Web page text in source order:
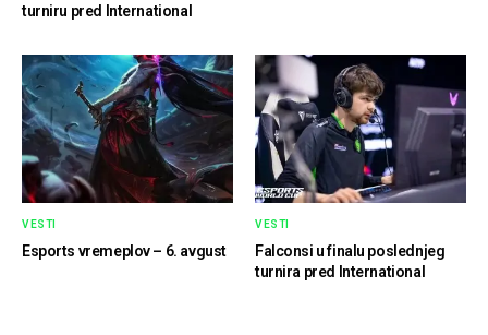
turniru pred International
VESTI
Esports vremeplov – 6. avgust
VESTI
Falconsi u finalu poslednjeg
turnira pred International